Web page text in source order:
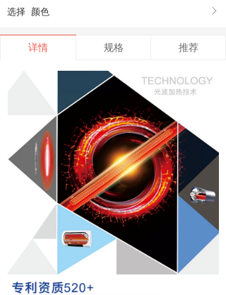
ꁕ
选择 颜色
详情 规格 推荐